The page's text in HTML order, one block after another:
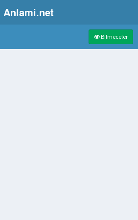
Anlami.net
Bilmeceler